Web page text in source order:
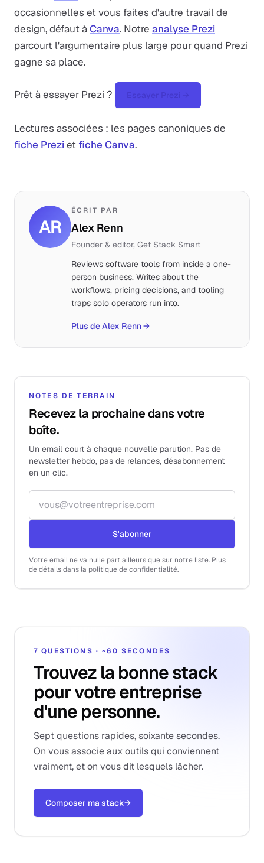
occasionnelles et vous faites d'autre travail de
design, défaut àCanva. Notre analyse Prezi
parcourt l'argumentaire plus large pour quand Prezi
gagne sa place.
Prêt à essayer Prezi ? Essayer Prezi →
Lectures associées : les pages canoniques de
fiche Prezi et fiche Canva.
AR
ÉCRIT PAR
Alex Renn
Founder & editor, Get Stack Smart
Reviews software tools from inside a one-
person business. Writes about the
workflows, pricing decisions, and tooling
traps solo operators run into.
Plus de Alex Renn→
NOTES DE TERRAIN
Recevez la prochaine dans votre
boîte.
Un email court à chaque nouvelle parution. Pas de
newsletter hebdo, pas de relances, désabonnement
en un clic.
Adresse email
S'abonner
Votre email ne va nulle part ailleurs que sur notre liste. Plus
de détails dans la politique de confidentialité.
7 QUESTIONS · ~60 SECONDES
Trouvez la bonne stack
pour votre entreprise
d'une personne.
Sept questions rapides, soixante secondes.
On vous associe aux outils qui conviennent
vraiment, et on vous dit lesquels lâcher.
Composer ma stack→